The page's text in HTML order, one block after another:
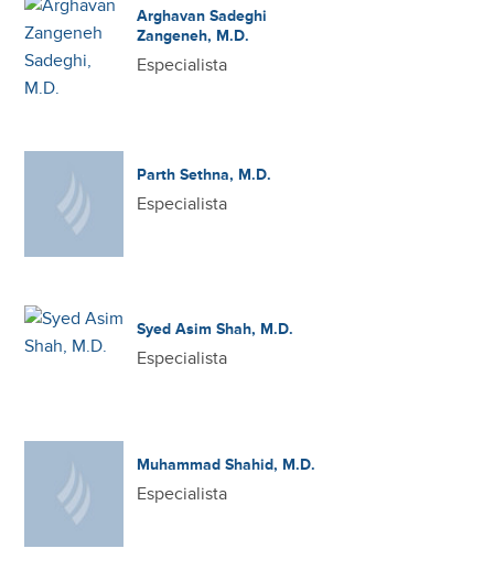
Arghavan Sadeghi
Zangeneh, M.D.
Especialista
Parth Sethna, M.D.
Especialista
Syed Asim Shah, M.D.
Especialista
Muhammad Shahid, M.D.
Especialista